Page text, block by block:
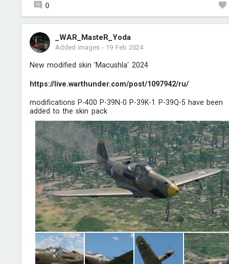
0
_WAR_MasteR_Yoda
Added images- 19 Feb 2024
New modified skin 'Macushla' 2024
https://live.warthunder.com/post/1097942/ru/
modifications P-400 P-39N-0 P-39K-1 P-39Q-5 have been
added to the skin pack